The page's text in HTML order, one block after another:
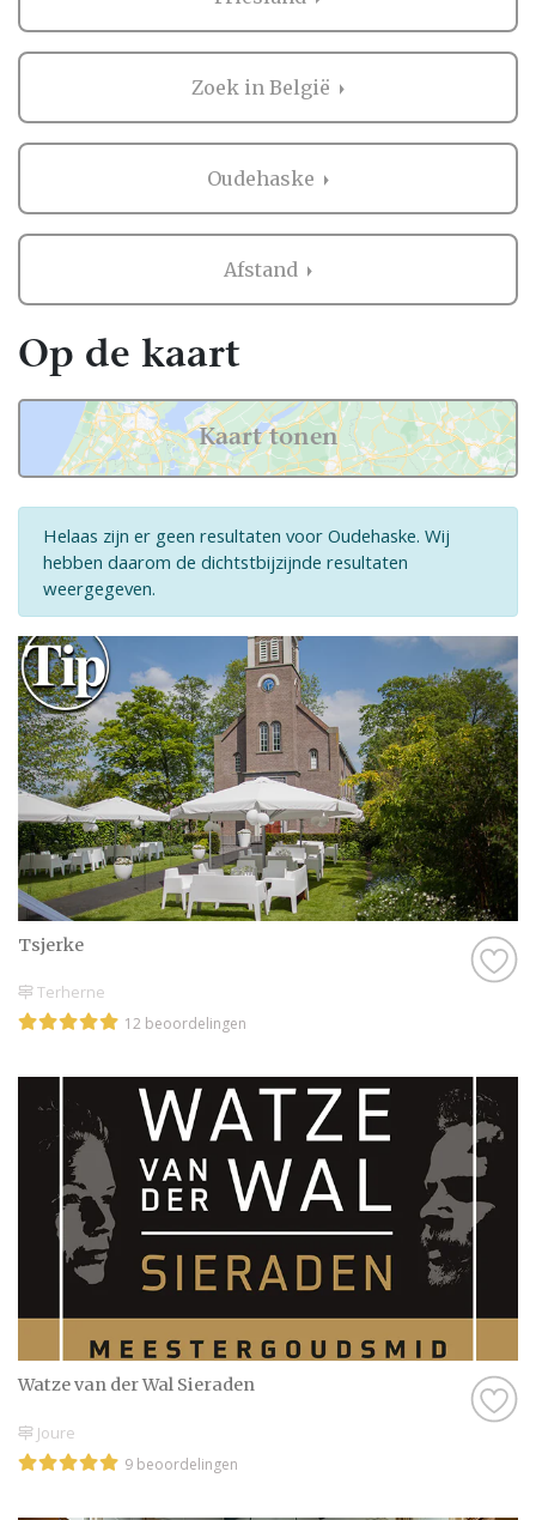
Zoek in België
Oudehaske
Afstand
Helaas zijn er geen resultaten voor Oudehaske. Wij
hebben daarom de dichtstbijzijnde resultaten
weergegeven.
Tsjerke
Terherne
12 beoordelingen
Watze van der Wal Sieraden
Joure
9 beoordelingen
Op de kaart
Kaart tonen